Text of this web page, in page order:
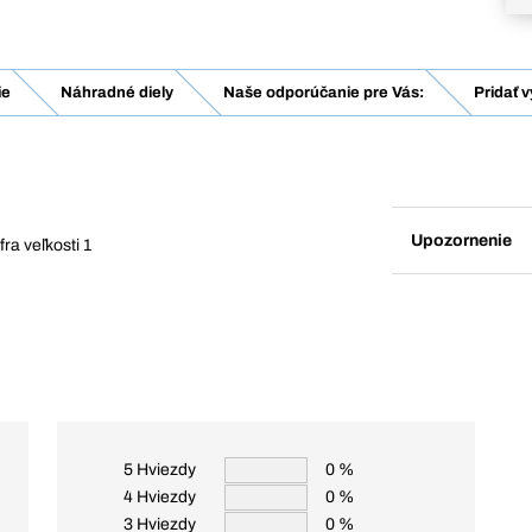
Náhradné diely Naše odporúčanie pre Vás: Pridať
veľkosti 1 Upozornenie
5 Hviezdy
0 %
4 Hviezdy
0 %
3 Hviezdy
0 %